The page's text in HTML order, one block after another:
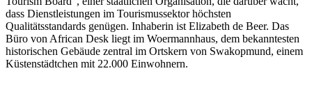
dass Dienstleistungen im Tourismussektor höchsten
Qualitätsstandards genügen. Inhaberin ist Elizabeth de Beer. Das
Büro von African Desk liegt im Woermannhaus, dem bekanntesten
historischen Gebäude zentral im Ortskern von Swakopmund, einem
Küstenstädtchen mit 22.000 Einwohnern.